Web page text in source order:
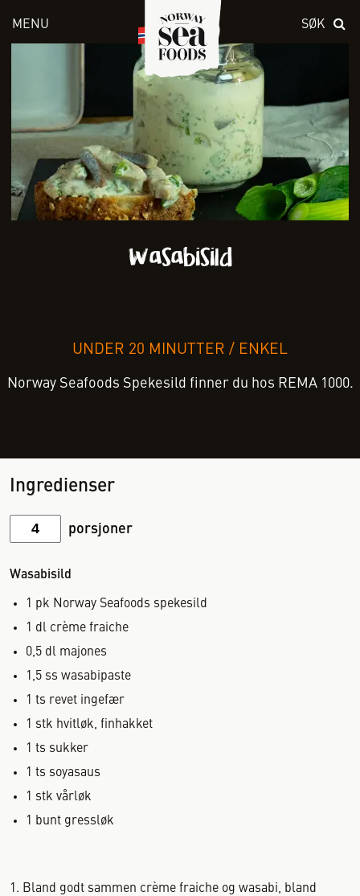
MENU SØK
Wasabisild
UNDER 20 MINUTTER / ENKEL
Norway Seafoods Spekesild finner du hos REMA 1000.
Ingredienser
porsjoner
Wasabisild
1 pk Norway Seafoods spekesild
1
dl crème fraiche
0,5 dl majones
1,5 ss wasabipaste
1 ts revet ingefær
1
stk hvitløk, finhakket
1 ts sukker
1 ts soyasaus
1
stk vårløk
1
bunt gressløk
Bland godt sammen crème fraiche og wasabi, bland